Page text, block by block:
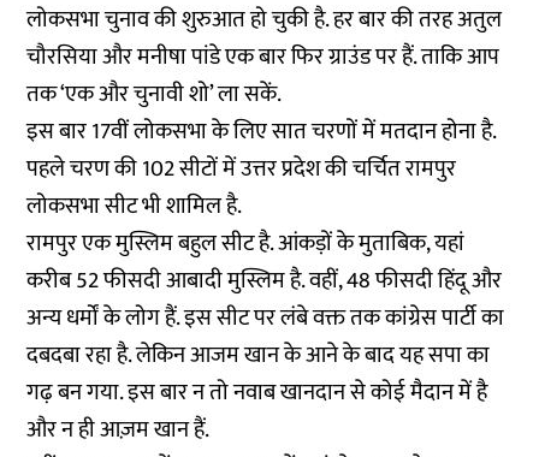
लोकसभा चुनाव की शुरुआत हो चुकी है. हर बार की तरह अतुल
चौरसिया और मनीषा पांडे एक बार फिर ग्राउंड पर हैं. ताकि आप
तक ‘एक और चुनावी शो’ ला सकें.
इस बार 17वीं लोकसभा के लिए सात चरणों में मतदान होना है.
पहले चरण की 102 सीटों में उत्तर प्रदेश की चर्चित रामपुर
लोकसभा सीट भी शामिल है.
रामपुर एक मुस्लिम बहुल सीट है. आंकड़ों के मुताबिक, यहां
करीब 52 फीसदी आबादी मुस्लिम है. वहीं, 48 फीसदी हिंदू और
अन्य धर्मों के लोग हैं. इस सीट पर लंबे वक्त तक कांग्रेस पार्टी का
दबदबा रहा है. लेकिन आजम खान के आने के बाद यह सपा का
गढ़ बन गया. इस बार न तो नवाब खानदान से कोई मैदान में है
और न ही आज़म खान हैं.